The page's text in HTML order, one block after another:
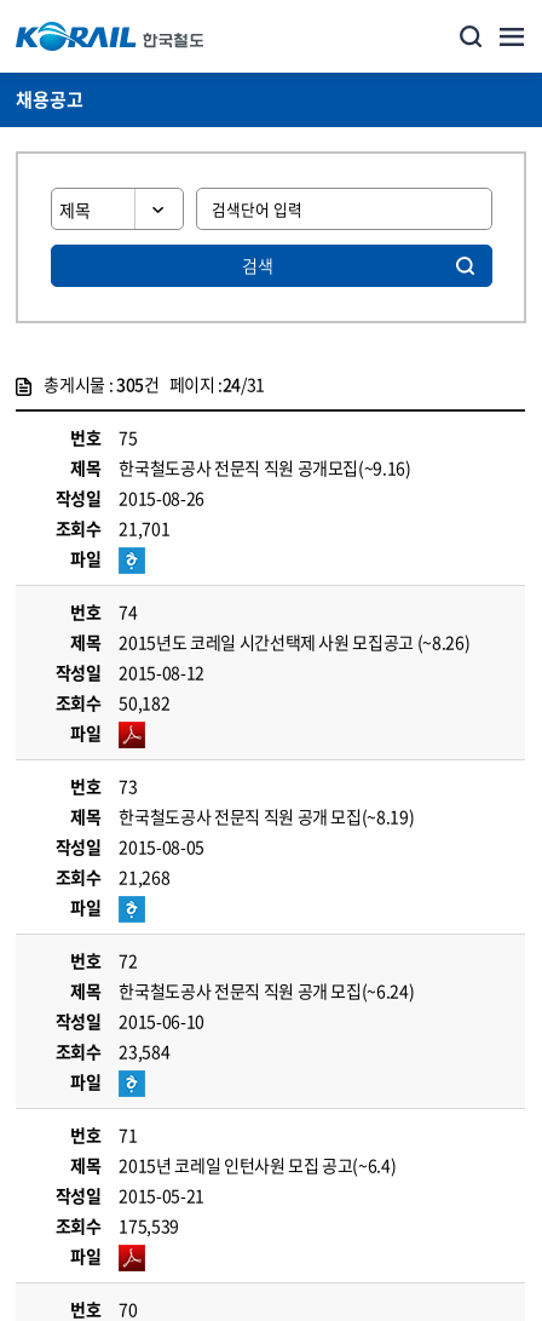
채용공고
검색
총게시물 :305건 페이지 :24/31
번호
75
제목
한국철도공사 전문직 직원 공개모집(~9.16)
작성일
2015-08-26
조회수
21,701
파일
번호
74
제목
2015년도 코레일 시간선택제 사원 모집공고 (~8.26)
작성일
2015-08-12
조회수
50,182
파일
번호
73
제목
한국철도공사 전문직 직원 공개 모집(~8.19)
작성일
2015-08-05
조회수
21,268
파일
번호
72
제목
한국철도공사 전문직 직원 공개 모집(~6.24)
작성일
2015-06-10
조회수
23,584
파일
번호
71
제목
2015년 코레일 인턴사원 모집 공고(~6.4)
작성일
2015-05-21
조회수
175,539
파일
번호
70